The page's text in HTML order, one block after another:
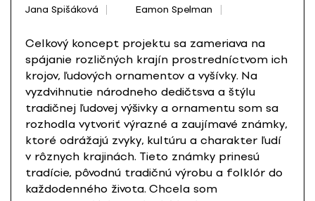
Jana Spišáková Eamon Spelman
Celkový koncept projektu sa zameriava na
spájanie rozličných krajín prostredníctvom ich
krojov, ľudových ornamentov a vyšívky. Na
vyzdvihnutie národneho dedičtsva a štýlu
tradičnej ľudovej výšivky a ornamentu som sa
rozhodla vytvoriť výrazné a zaujímavé známky,
ktoré odrážajú zvyky, kultúru a charakter ľudí
v rôznych krajinách. Tieto známky prinesú
tradície, pôvodnú tradičnú výrobu a folklór do
každodenného života. Chcela som